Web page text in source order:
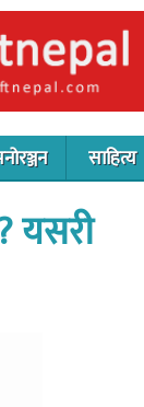
साहित्य
यसरी